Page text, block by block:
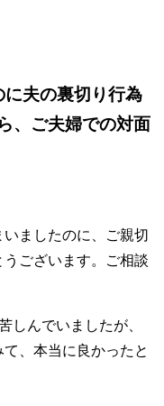
夫の裏切り行為
、ご夫婦での対面
ましたのに、ご親切
ございます。ご相談
しんでいましたが、
、本当に良かったと